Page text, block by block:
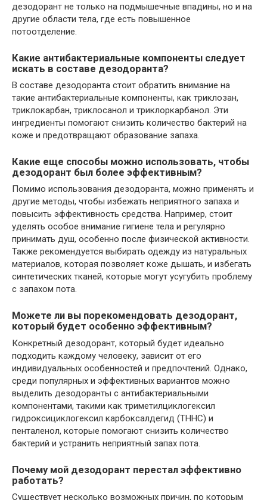
дезодорант не только на подмышечные впадины, но и на
другие области тела, где есть повышенное
потоотделение.
Какие антибактериальные компоненты следует
искать в составе дезодоранта?
В составе дезодоранта стоит обратить внимание на
такие антибактериальные компоненты, как триклозан,
триклокарбан, триклосанол и триклоркарбанол. Эти
ингредиенты помогают снизить количество бактерий на
коже и предотвращают образование запаха.
Какие еще способы можно использовать, чтобы
дезодорант был более эффективным?
Помимо использования дезодоранта, можно применять и
другие методы, чтобы избежать неприятного запаха и
повысить эффективность средства. Например, стоит
уделять особое внимание гигиене тела и регулярно
принимать душ, особенно после физической активности.
Также рекомендуется выбирать одежду из натуральных
материалов, которая позволяет коже дышать, и избегать
синтетических тканей, которые могут усугубить проблему
с запахом пота.
Можете ли вы порекомендовать дезодорант,
который будет особенно эффективным?
Конкретный дезодорант, который будет идеально
подходить каждому человеку, зависит от его
индивидуальных особенностей и предпочтений. Однако,
среди популярных и эффективных вариантов можно
выделить дезодоранты с антибактериальными
компонентами, такими как триметилциклогексил
гидроксициклогексил карбоксалдегид (THHC) и
пенталенол, которые помогают снизить количество
бактерий и устранить неприятный запах пота.
Почему мой дезодорант перестал эффективно
работать?
Существует несколько возможных причин, по которым